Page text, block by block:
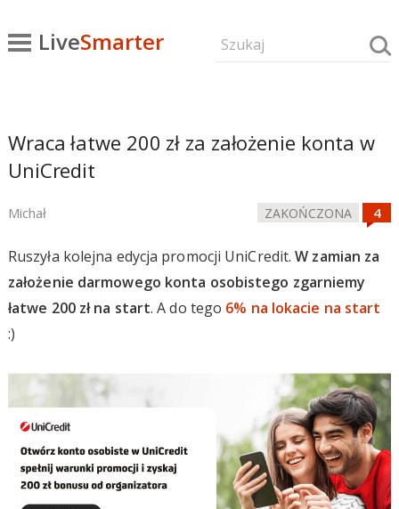
LiveSmarter
Wraca łatwe 200 zł za założenie konta w
UniCredit
Michał ZAKOŃCZONA
Ruszyła kolejna edycja promocji UniCredit.W zamian za
założenie darmowego konta osobistego zgarniemy
łatwe 200 zł na start. A do tego 6% na lokacie na start
:)